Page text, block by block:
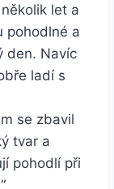
⁣let a
pohodlné​ a
den. Navíc
ladí s
se zbavil
tvar a
⁢pohodlí‍ při